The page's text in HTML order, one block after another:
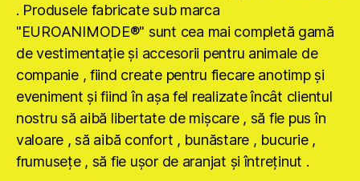
. Produsele fabricate sub marca
"EUROANIMODE®" sunt cea mai completă gamă
de vestimentaţie şi accesorii pentru animale de
companie , fiind create pentru fiecare anotimp şi
eveniment şi fiind în aşa fel realizate încât clientul
nostru să aibă libertate de mişcare , să fie pus în
valoare , să aibă confort , bunăstare , bucurie ,
frumuseţe , să fie uşor de aranjat şi întreţinut .